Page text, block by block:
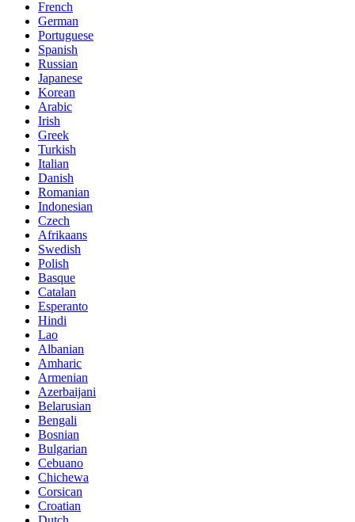
French
German
Portuguese
Spanish
Russian
Japanese
Korean
Arabic
Irish
Greek
Turkish
Italian
Danish
Romanian
Indonesian
Czech
Afrikaans
Swedish
Polish
Basque
Catalan
Esperanto
Hindi
Lao
Albanian
Amharic
Armenian
Azerbaijani
Belarusian
Bengali
Bosnian
Bulgarian
Cebuano
Chichewa
Corsican
Croatian